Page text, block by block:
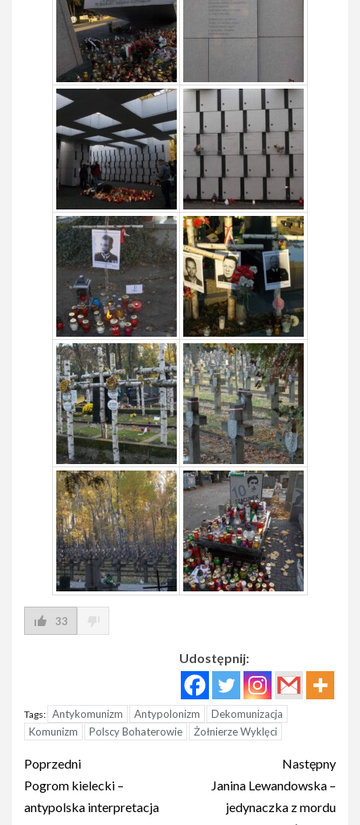
33
Udostępnij:
Tags: Antykomunizm Antypolonizm
Dekomunizacja
Komunizm
Polscy Bohaterowie Żołnierze Wyklęci
Post
navigation
Poprzedni
Pogrom kielecki –
antypolska interpretacja
Następny
Janina Lewandowska –
jedynaczka z mordu